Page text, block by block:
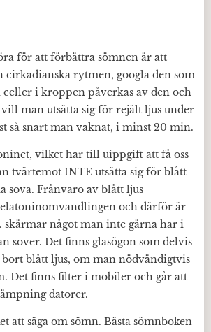
för att förbättra sömnen är att
cirkadianska rytmen, googla den som
i kroppen påverkas av den och
man utsätta sig för rejält ljus under
så snart man vaknat, i minst 20 min.
vilket har till uippgift att få oss
tvärtemot INTE utsätta sig för blått
sova. Frånvaro av blått ljus
och därför är
skärmar något man inte gärna har i
sover. Det finns glasögon som delvis
blått ljus, om man nödvändigtvis
Det finns filter i mobiler och går att
datorer.
att säga om sömn. Bästa sömnboken